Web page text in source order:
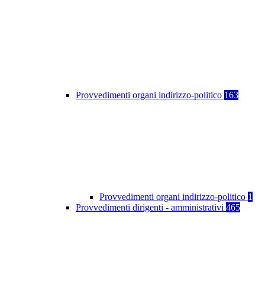
Provvedimenti organi indirizzo-politico 163
Provvedimenti organi indirizzo-politico 1
Provvedimenti dirigenti - amministrativi 465